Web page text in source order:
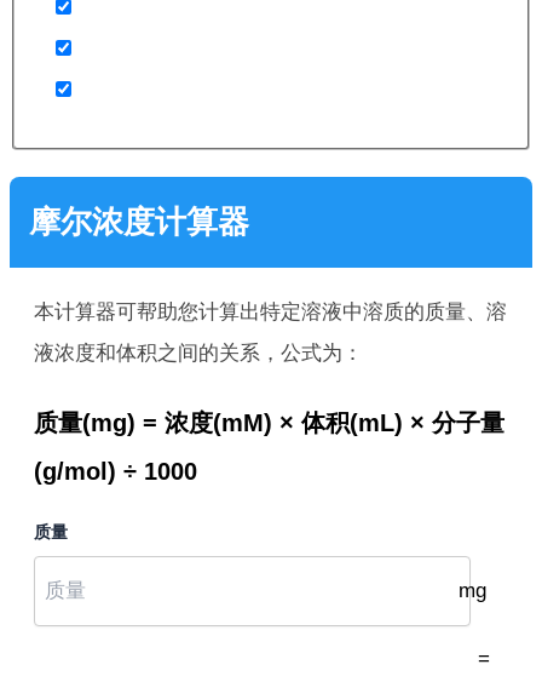
摩尔浓度计算器
本计算器可帮助您计算出特定溶液中溶质的质量、溶
液浓度和体积之间的关系，公式为：
质量(mg) = 浓度(mM) × 体积(mL) × 分子量
(g/mol) ÷ 1000
质量
mg
=